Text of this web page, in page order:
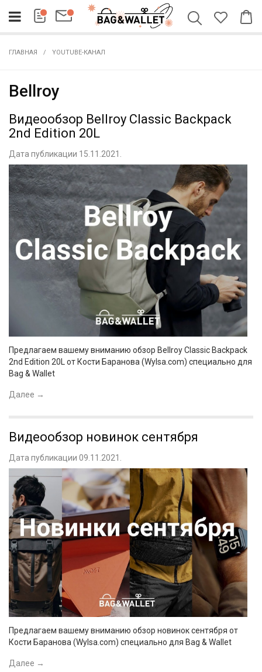
ГЛАВНАЯ YOUTUBE-КАНАЛ
Bellroy
Видеообзор Bellroy Classic Backpack
2nd Edition 20L
Дата публикации 15.11.2021.
Предлагаем вашему вниманию обзор Bellroy Classic Backpack
2nd Edition 20L от Кости Баранова (Wylsa.com) специально для
Bag & Wallet
Далее →
Видеообзор новинок сентября
Дата публикации 09.11.2021.
Предлагаем вашему вниманию обзор новинок сентября от
Кости Баранова (Wylsa.com) специально для Bag & Wallet
Далее →